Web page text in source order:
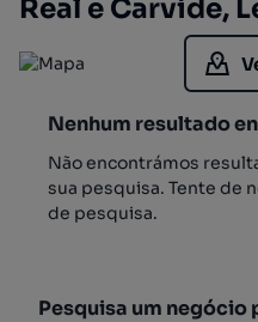
Real e Carvide,
Nenhum resultado
Não encontrámos
sua pesquisa. Tente de
de pesquisa.
Pesquisa um negócio